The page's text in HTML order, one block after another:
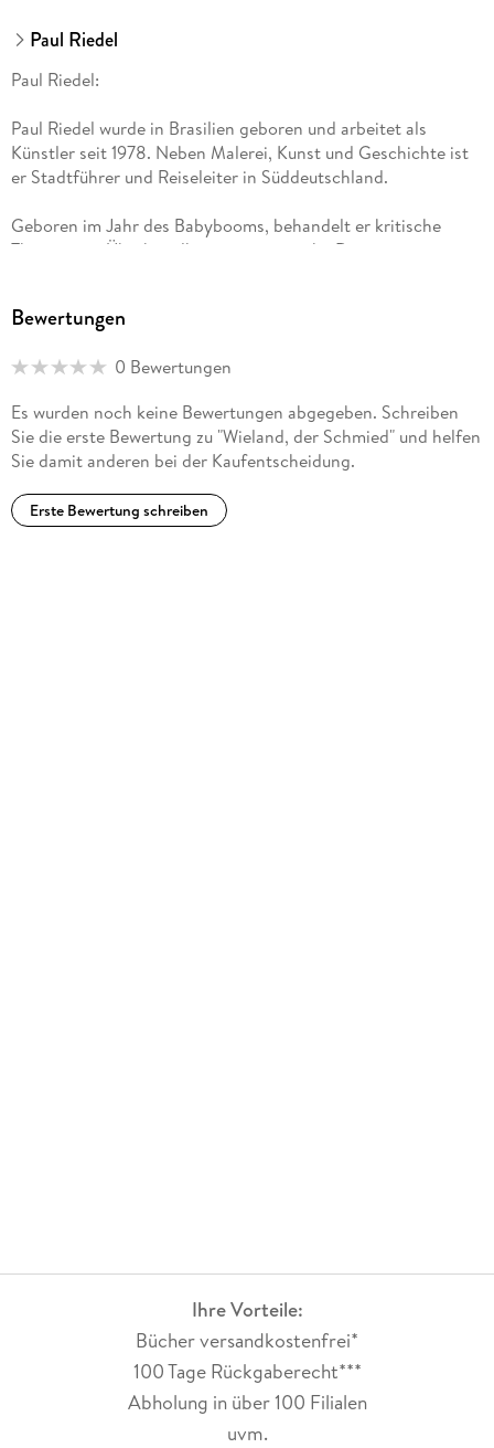
Paul Riedel
Paul Riedel:
Paul Riedel wurde in Brasilien geboren und arbeitet als
Künstler seit 1978. Neben Malerei, Kunst und Geschichte ist
er Stadtführer und Reiseleiter in Süddeutschland.
Geboren im Jahr des Babybooms, behandelt er kritische
Themen wie Überbevölkerung, genetische Degeneration,
seiner Kindheit, wo Fernsehserien wie Ivanhoe oder Prinz
dieser Faszination beigetragen, die ihn zum Schreiben
motivierten.
Bewertungen
0 Bewertungen
Es wurden noch keine Bewertungen abgegeben. Schreiben
Sie die erste Bewertung zu "Wieland, der Schmied" und helfen
Sie damit anderen bei der Kaufentscheidung.
Erste Bewertung schreiben
Ihre Vorteile:
Bücher versandkostenfrei*
100 Tage Rückgaberecht***
Abholung in über 100 Filialen
uvm.